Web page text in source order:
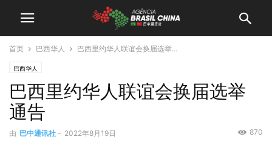
首页 巴西华人 巴西里约华人联谊会换届选举...
巴西华人
巴西里约华人联谊会换届选举
通告
由 巴中通讯社 - 2022年8月19日 870